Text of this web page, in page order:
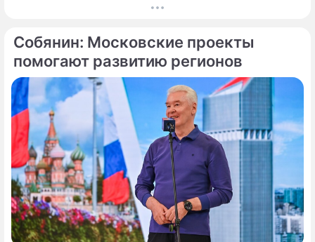
глубине Потаповского переулка среди
статус элемента
историко‑градостроительной среды.
Собянин: Московские проекты
помогают развитию регионов